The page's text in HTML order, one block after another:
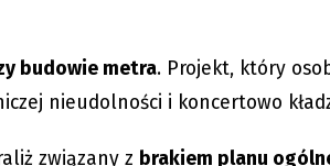
budowie metra. Projekt, który
nieudolności i koncertowo
związany z brakiem planu